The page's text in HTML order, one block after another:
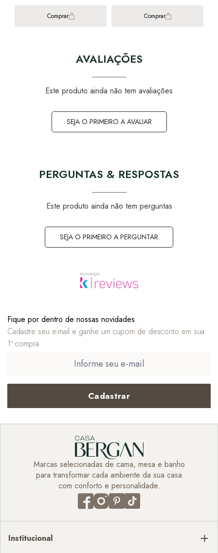
Comprar Comprar
AVALIAÇÕES
Este produto ainda não tem avaliações
SEJA O PRIMEIRO A AVALIAR
PERGUNTAS & RESPOSTAS
Este produto ainda não tem perguntas
SEJA O PRIMEIRO A PERGUNTAR
Fique por dentro de nossas novidades
Cadastre seu e-mail e ganhe um cupom de desconto em sua
1ª compra
Cadastrar
Marcas selecionadas de cama, mesa e banho
para transformar cada ambiente da sua casa
com conforto e personalidade.
Institucional